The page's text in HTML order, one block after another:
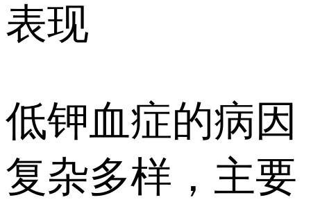
表现
低钾血症的病因
复杂多样，主要